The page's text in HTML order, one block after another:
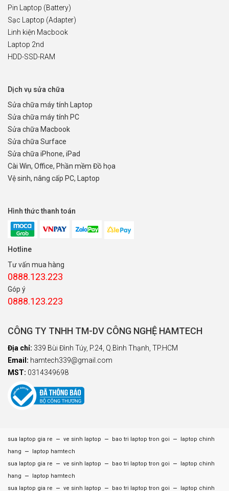
Pin Laptop (Battery)
Sạc Laptop (Adapter)
Linh kiện Macbook
Laptop 2nd
HDD-SSD-RAM
Dịch vụ sửa chữa
Sửa chữa máy tính Laptop
Sửa chữa máy tính PC
Sửa chữa Macbook
Sửa chữa Surface
Sửa chữa iPhone, iPad
Cài Win, Office, Phần mềm Đồ họa
Vệ sinh, nâng cấp PC, Laptop
Hình thức thanh toán
Hotline
Tư vấn mua hàng
0888.123.223
Góp ý
0888.123.223
CÔNG TY TNHH TM-DV CÔNG NGHỆ HAMTECH
Địa chỉ: 339 Bùi Đình Túy, P.24, Q.Bình Thạnh, TP.HCM
Email: hamtech339@gmail.com
MST: 0314349698
sua laptop gia re – ve sinh laptop – bao tri laptop tron goi –
laptop chinh
hang
–
laptop hamtech
sua laptop gia re
– ve sinh laptop – bao tri laptop tron goi –
laptop chinh
hang
–
laptop hamtech
sua laptop gia re
– ve sinh laptop – bao tri laptop tron goi – laptop chinh